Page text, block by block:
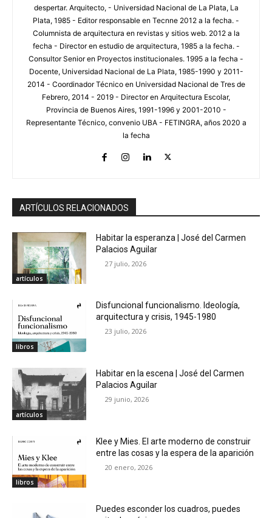
despertar. Arquitecto, - Universidad Nacional de La Plata, La
Plata, 1985 - Editor responsable en Tecnne 2012 a la fecha. -
Columnista de arquitectura en revistas y sitios web. 2012 a la
fecha - Director en estudio de arquitectura, 1985 a la fecha. -
Consultor Senior en Proyectos institucionales. 1995 a la fecha -
Docente, Universidad Nacional de La Plata, 1985-1990 y 2011-
2014 - Coordinador Técnico en Universidad Nacional de Tres de
Febrero, 2014 - 2019 - Director en Arquitectura Escolar,
Provincia de Buenos Aires, 1991-1996 y 2001-2010 -
Representante Técnico, convenio UBA - FETINGRA, años 2020 a
la fecha
ARTÍCULOS RELACIONADOS
artículos
Habitar la esperanza | José del Carmen
Palacios Aguilar
27 julio, 2026
libros
Disfuncional funcionalismo. Ideología,
arquitectura y crisis, 1945-1980
23 julio, 2026
artículos
Habitar en la escena | José del Carmen
Palacios Aguilar
29 junio, 2026
libros
Klee y Mies. El arte moderno de construir
entre las cosas y la espera de la aparición
20 enero, 2026
Puedes esconder los cuadros, puedes